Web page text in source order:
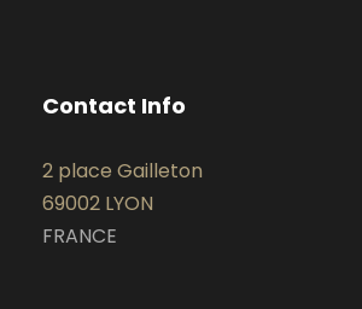
Contact Info
2 place Gailleton
69002 LYON
FRANCE